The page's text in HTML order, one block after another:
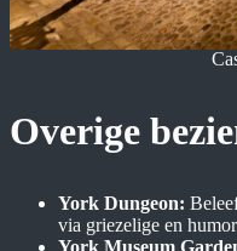
Overige
York Dungeon:
via griezelige en